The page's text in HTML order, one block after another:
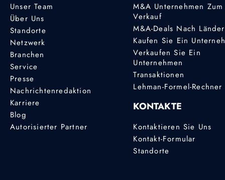
Unser Team
Über Uns
Standorte
Netzwerk
Branchen
Service
Presse
Nachrichtenredaktion
Karriere
Blog
Autorisierter Partner
M&A Unternehmen Zum
Verkauf
M&A-Deals Nach
Kaufen Sie Ein
Verkaufen Sie Ein
Unternehmen
Transaktionen
Lehman-Formel-Rechner
KONTAKTE
Kontaktieren Sie Uns
Kontakt-Formular
Standorte